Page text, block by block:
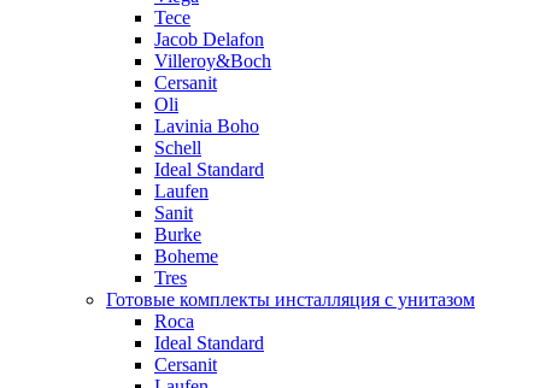
Tece
Jacob Delafon
Villeroy&Boch
Cersanit
Oli
Lavinia Boho
Schell
Ideal Standard
Laufen
Sanit
Burke
Boheme
Tres
Готовые комплекты инсталляция с унитазом
Roca
Ideal Standard
Cersanit